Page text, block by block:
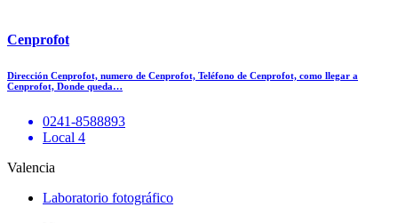
Cenprofot
Dirección Cenprofot, numero de Cenprofot, Teléfono de Cenprofot, como llegar a
Cenprofot, Donde queda…
0241-8588893
Local 4
Valencia
Laboratorio fotográfico